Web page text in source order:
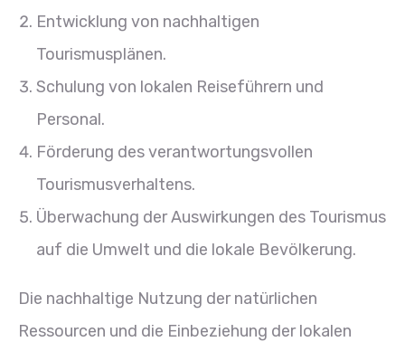
Entwicklung von nachhaltigen
Tourismusplänen.
Schulung von lokalen Reiseführern und
Personal.
Förderung des verantwortungsvollen
Tourismusverhaltens.
Überwachung der Auswirkungen des Tourismus
auf die Umwelt und die lokale Bevölkerung.
Die nachhaltige Nutzung der natürlichen
Ressourcen und die Einbeziehung der lokalen